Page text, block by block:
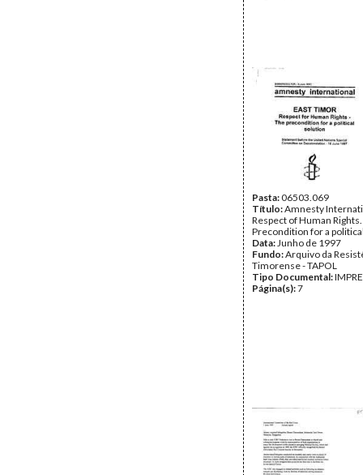
Pasta:06503.069
Título:Amnesty
Respect of Human
Precondition for a
Data:Junho de 1997
Fundo:Arquivo da
Timorense - TAPOL
Tipo Documental:
Página(s):7